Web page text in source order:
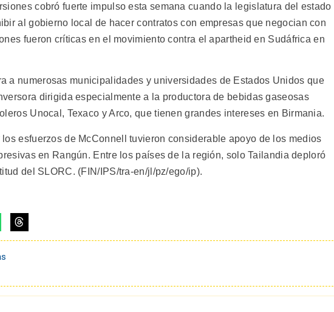
cobró fuerte impulso esta semana cuando la legislatura del estado
al gobierno local de hacer contratos con empresas que negocian con
fueron críticas en el movimiento contra el apartheid en Sudáfrica en
a numerosas municipalidades y universidades de Estados Unidos que
dirigida especialmente a la productora de bebidas gaseosas
Unocal, Texaco y Arco, que tienen grandes intereses en Birmania.
esfuerzos de McConnell tuvieron considerable apoyo de los medios
en Rangún. Entre los países de la región, solo Tailandia deploró
del SLORC. (FIN/IPS/tra-en/jl/pz/ego/ip).